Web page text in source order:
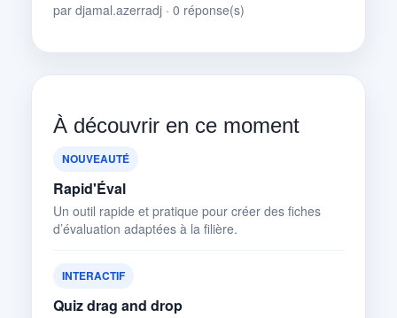
par djamal.azerradj · 0 réponse(s)
À découvrir en ce moment
NOUVEAUTÉ
Rapid'Éval
Un outil rapide et pratique pour créer des fiches
d’évaluation adaptées à la filière.
INTERACTIF
Quiz drag and drop